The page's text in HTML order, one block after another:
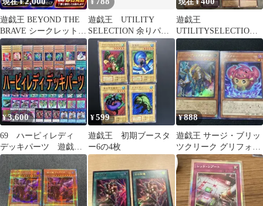
現在 ¥
遊戯王 BEYOND THE
BRAVE シークレット 7
枚セット
¥
遊戯王 UTILITY
SELECTION 余りパー
ツ③
現在 ¥
遊戯王
UTILITYSELECTION
2box まとめ売り
¥3,600
69 ハーピィレディ
デッキパーツ 遊戯
王 まとめ売り 孔雀
舞
¥599
遊戯王 初期ブースタ
ー6の4枚
¥888
遊戯王 サージ・ブリッ
ツクリーク グリフォー
二つの心 セット